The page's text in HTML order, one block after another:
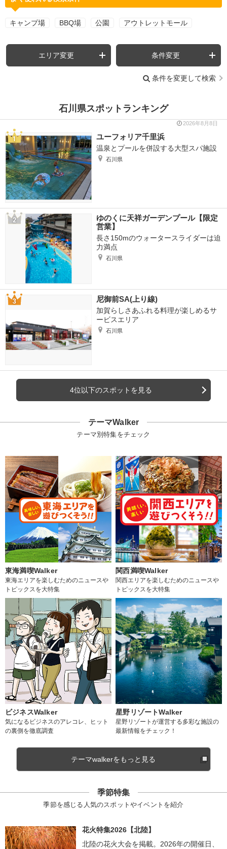
キャンプ場 BBQ場 公園 アウトレットモール
エリア変更 条件変更
条件を変更して検索
石川県スポットランキング
2026年8月8日
ユーフォリア千里浜
温泉とプールを併設する大型スパ施設
石川県
ゆのくに天祥ガーデンプール【限定
営業】
長さ150mのウォータースライダーは迫
力満点
石川県
尼御前SA(上り線)
加賀らしさあふれる料理が楽しめるサ
ービスエリア
石川県
4位以下のスポットを見る
テーマWalker
テーマ別特集をチェック
東海満喫Walker
東海エリアを楽しむためのニュースや
トピックスを大特集
関西満喫Walker
関西エリアを楽しむためのニュースや
トピックスを大特集
ビジネスWalker
気になるビジネスのアレコレ、ヒット
の裏側を徹底調査
星野リゾートWalker
星野リゾートが運営する多彩な施設の
最新情報をチェック！
テーマwalkerをもっと見る
季節特集
季節を感じる人気のスポットやイベントを紹介
花火特集2026【北陸】
北陸の花火大会を掲載。2026年の開催日、